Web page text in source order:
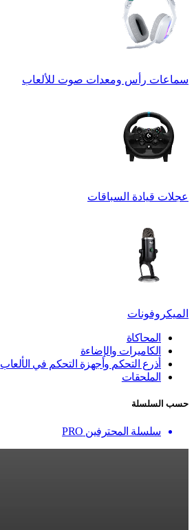
سماعات رأس ومعدات صوت للألعاب
عجلات قيادة السباقات
الميكروفونات
المحاكاة
الكاميرات والإضاءة
أذرع التحكم وأجهزة التحكم في الألعاب
الملحقات
حسب السلسلة
سلسلة المحترفين PRO